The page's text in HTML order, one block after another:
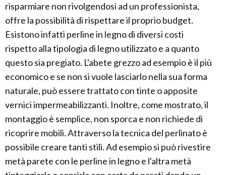
risparmiare non rivolgendosi ad un professionista,
offre la possibilità di rispettare il proprio budget.
Esistono infatti perline in legno di diversi costi
rispetto alla tipologia di legno utilizzato e a quanto
questo sia pregiato. L'abete grezzo ad esempio è il più
economico e se non si vuole lasciarlo nella sua forma
naturale, può essere trattato con tinte o apposite
vernici impermeabilizzanti. Inoltre, come mostrato, il
montaggio è semplice, non sporca e non richiede di
ricoprire mobili. Attraverso la tecnica del perlinato è
possibile creare tanti stili. Ad esempio si può rivestire
metà parete con le perline in legno e l'altra metà